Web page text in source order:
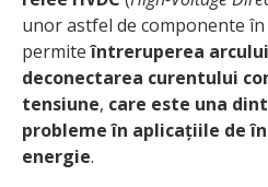
unor astfel de componente
permiteîntreruperea
deconectarea curentului
tensiune, care este una
probleme în aplicațiile de
energie.